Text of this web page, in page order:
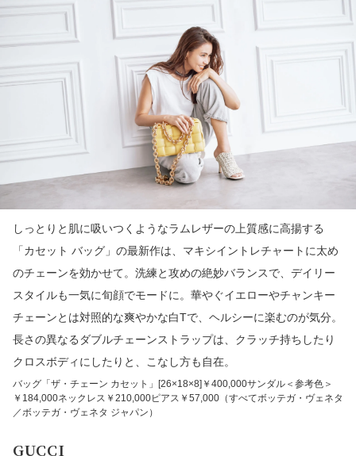
しっとりと肌に吸いつくようなラムレザーの上質感に高揚する
「カセット バッグ」の最新作は、マキシイントレチャートに太め
のチェーンを効かせて。洗練と攻めの絶妙バランスで、デイリー
スタイルも一気に旬顔でモードに。華やぐイエローやチャンキー
チェーンとは対照的な爽やかな白Tで、ヘルシーに楽むのが気分。
長さの異なるダブルチェーンストラップは、クラッチ持ちしたり
クロスボディにしたりと、こなし方も自在。
バッグ「ザ・チェーン カセット」[26×18×8]￥400,000サンダル＜参考色＞
￥184,000ネックレス￥210,000ピアス￥57,000（すべてボッテガ・ヴェネタ
／ボッテガ・ヴェネタ ジャパン）
GUCCI